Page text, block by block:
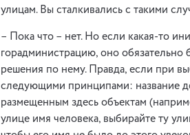
улицам. Вы сталкивались с такими
– Пока что – нет. Но если какая-то
горадминистрацию, оно
решения по нему. Правда, если при
следующими принципами: название
размещенным здесь объектам
улице имя человека, выбирайте ту